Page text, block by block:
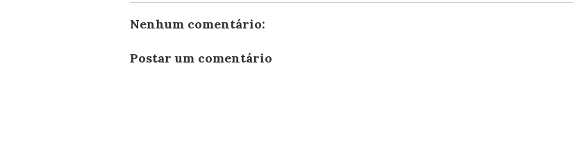
Nenhum comentário:
Postar um comentário